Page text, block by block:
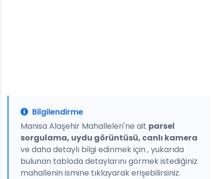
Bilgilendirme
Manisa Alaşehir Mahalleleri'ne ait parsel
sorgulama, uydu görüntüsü, canlı kamera
ve daha detaylı bilgi edinmek için , yukarıda
bulunan tabloda detaylarını görmek istediğiniz
mahallenin ismine tıklayarak erişebilirsiniz.